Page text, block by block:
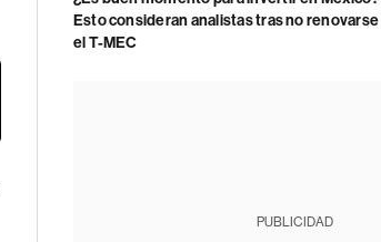
Esto consideran analistas tras no renovarse
el T-MEC
PUBLICIDAD